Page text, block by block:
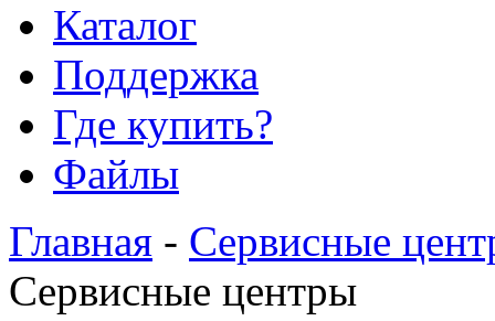
Каталог
Поддержка
Где купить?
Файлы
Главная - Сервисные
Сервисные центры